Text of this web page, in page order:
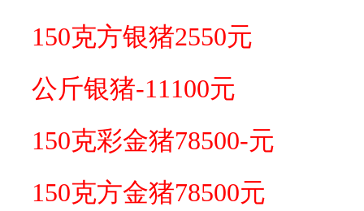
150克方银猪2550元
公斤银猪-11100元
150克彩金猪78500-元
150克方金猪78500元